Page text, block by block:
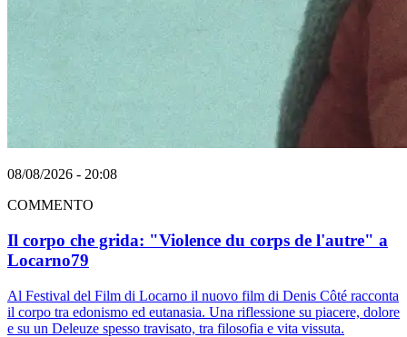
08/08/2026 - 20:08
COMMENTO
Il corpo che grida: "Violence du corps de l'autre" a
Locarno79
Al Festival del Film di Locarno il nuovo film di Denis Côté racconta
il corpo tra edonismo ed eutanasia. Una riflessione su piacere, dolore
e su un Deleuze spesso travisato, tra filosofia e vita vissuta.